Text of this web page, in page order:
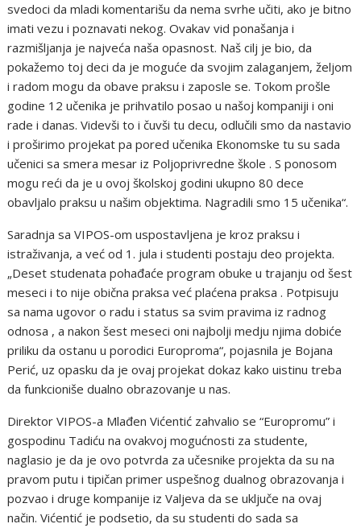
svedoci da mladi komentarišu da nema svrhe učiti, ako je bitno
imati vezu i poznavati nekog. Ovakav vid ponašanja i
razmišljanja je najveća naša opasnost. Naš cilj je bio, da
pokažemo toj deci da je moguće da svojim zalaganjem, željom
i radom mogu da obave praksu i zaposle se. Tokom prošle
godine 12 učenika je prihvatilo posao u našoj kompaniji i oni
rade i danas. Videvši to i čuvši tu decu, odlučili smo da nastavio
i proširimo projekat pa pored učenika Ekonomske tu su sada
učenici sa smera mesar iz Poljoprivredne škole . S ponosom
mogu reći da je u ovoj školskoj godini ukupno 80 dece
obavljalo praksu u našim objektima. Nagradili smo 15 učenika“.
Saradnja sa VIPOS-om uspostavljena je kroz praksu i
istraživanja, a već od 1. jula i studenti postaju deo projekta.
„Deset studenata pohađaće program obuke u trajanju od šest
meseci i to nije obična praksa već plaćena praksa . Potpisuju
sa nama ugovor o radu i status sa svim pravima iz radnog
odnosa , a nakon šest meseci oni najbolji medju njima dobiće
priliku da ostanu u porodici Europroma“, pojasnila je Bojana
Perić, uz opasku da je ovaj projekat dokaz kako uistinu treba
da funkcioniše dualno obrazovanje u nas.
Direktor VIPOS-a Mlađen Vićentić zahvalio se “Europromu” i
gospodinu Tadiću na ovakvoj mogućnosti za studente,
naglasio je da je ovo potvrda za učesnike projekta da su na
pravom putu i tipičan primer uspešnog dualnog obrazovanja i
pozvao i druge kompanije iz Valjeva da se uključe na ovaj
način. Vićentić je podsetio, da su studenti do sada sa